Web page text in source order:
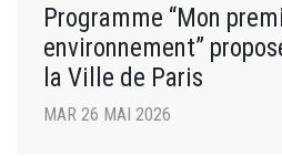
Programme “Mon
environnement”
la Ville de Paris
MAR 26 MAI 2026